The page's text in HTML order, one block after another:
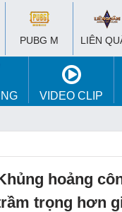
PUBG M LIÊN
VIDEO CLIP
hoảng
trọng hơn